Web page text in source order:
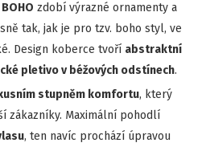
BOHO zdobí výrazné ornamenty a
tak, jak je pro tzv. boho styl, ve
Design koberce tvoří abstraktní
pletivo v béžových odstínech.
stupněm komfortu, který
zákazníky. Maximální pohodlí
, ten navíc prochází úpravou